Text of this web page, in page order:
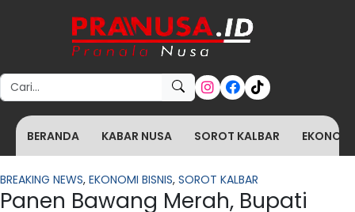
Search for:
BERANDA KABAR NUSA SOROT KALBAR
BREAKING NEWS, EKONOMI BISNIS, SOROT KALBAR
Panen Bawang Merah, Bupati